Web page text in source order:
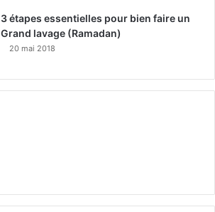
3 étapes essentielles pour bien faire un
Grand lavage (Ramadan)
20 mai 2018